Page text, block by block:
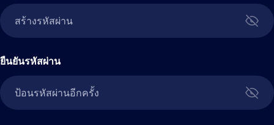
ยืนยันรหัสผ่าน